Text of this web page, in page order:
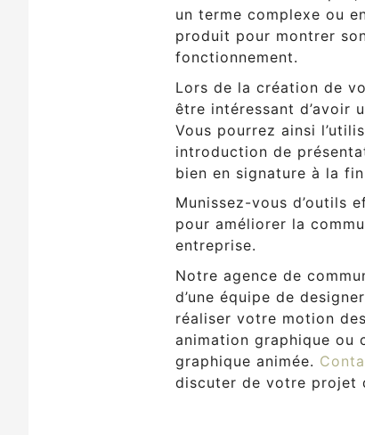
un terme complexe ou
produit pour montrer
fonctionnement.
Lors de la création de
être intéressant d’avoir
Vous pourrez ainsi
introduction de
bien en signature à la fin
Munissez-vous d’outils
pour améliorer la
entreprise.
Notre agence de
d’une équipe de
réaliser votre motion
animation graphique ou
graphique animée.
discuter de votre projet